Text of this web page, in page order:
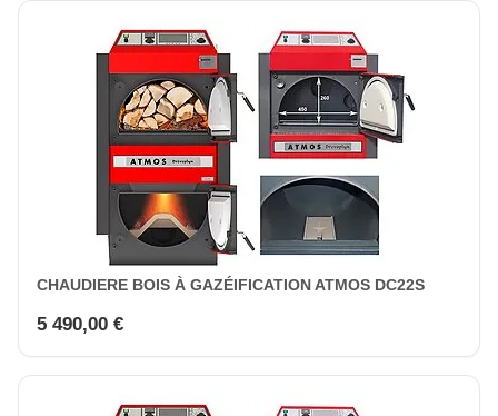
CHAUDIERE BOIS À GAZÉIFICATION ATMOS DC22S
5 490,00 €